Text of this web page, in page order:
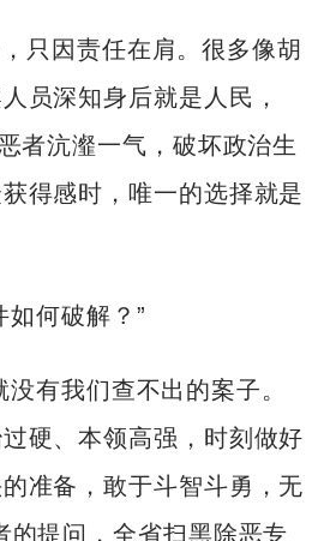
只因责任在肩。很多像胡
员深知身后就是人民，
者沆瀣一气，破坏政治生
得感时，唯一的选择就是
如何破解？”
没有我们查不出的案子。
硬、本领高强，时刻做好
准备，敢于斗智斗勇，无
的提问，全省扫黑除恶专